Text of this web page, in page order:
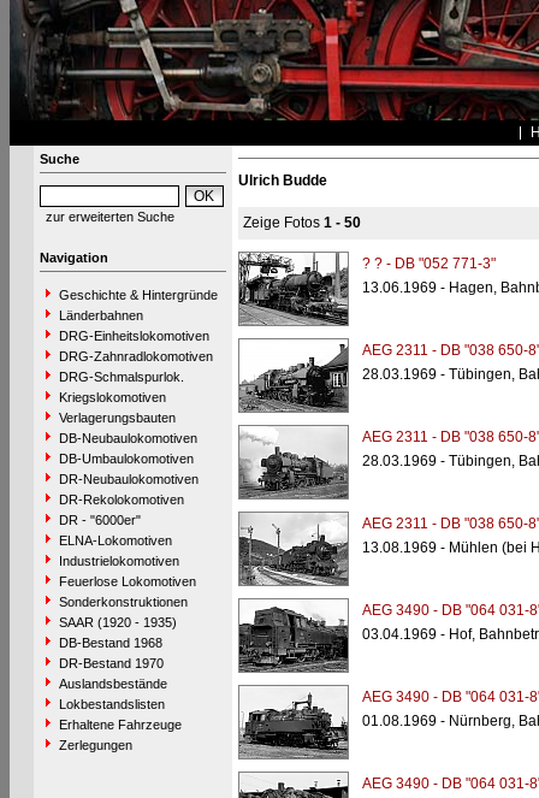
Suche
zur erweiterten Suche
Navigation
Geschichte & Hintergründe
Länderbahnen
DRG-Einheitslokomotiven
DRG-Zahnradlokomotiven
DRG-Schmalspurlok.
Kriegslokomotiven
Verlagerungsbauten
DB-Neubaulokomotiven
DB-Umbaulokomotiven
DR-Neubaulokomotiven
DR-Rekolokomotiven
DR - "6000er"
ELNA-Lokomotiven
Industrielokomotiven
Feuerlose Lokomotiven
Sonderkonstruktionen
SAAR (1920 - 1935)
DB-Bestand 1968
DR-Bestand 1970
Auslandsbestände
Lokbestandslisten
Erhaltene Fahrzeuge
Zerlegungen
Ulrich Budde
Zeige Fotos 1 - 50
? ? - DB "052 771-3"
13.06.1969 - Hagen,
AEG 2311 - DB "038 650-
28.03.1969 - Tübingen,
AEG 2311 - DB "038 650-
28.03.1969 - Tübingen,
AEG 2311 - DB "038 650-
13.08.1969 - Mühlen (bei
AEG 3490 - DB "064 031-
03.04.1969 - Hof,
AEG 3490 - DB "064 031-
01.08.1969 - Nürnberg,
AEG 3490 - DB "064 031-